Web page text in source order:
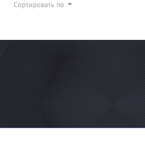
Сортировать по